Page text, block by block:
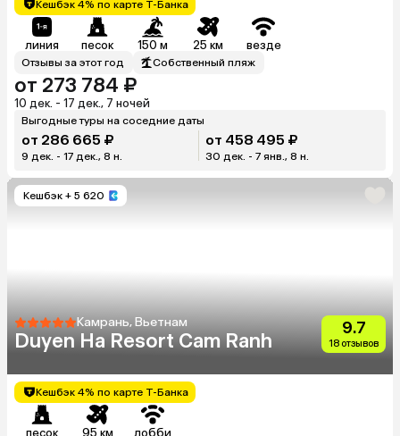
Кешбэк 4% по карте Т-Банка
линия песок 150 м 25 км везде
Отзывы за этот год Собственный пляж
от 273 784 ₽
10 дек. - 17 дек., 7 ночей
Выгодные туры на соседние даты
от 286 665 ₽
9 дек. - 17 дек., 8 н.
от 458 495 ₽
30 дек. - 7 янв., 8 н.
Кешбэк + 5 620
Камрань, Вьетнам
Duyen Ha Resort Cam Ranh
9.7
18 отзывов
Кешбэк 4% по карте Т-Банка
песок 95 км лобби